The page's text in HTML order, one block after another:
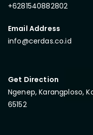
+6281540882802
Email Address
info@cerdas.co.id
Get Direction
Ngenep, Karangploso,
65152